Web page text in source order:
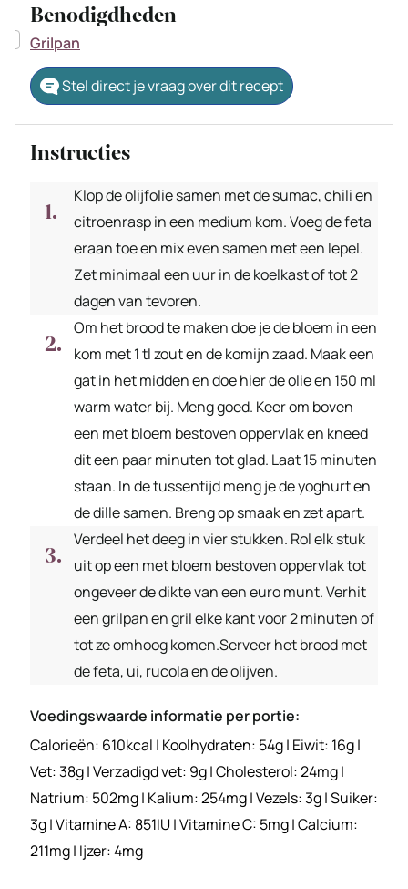
Benodigdheden
▢
Grilpan
Stel direct je vraag over dit recept
Instructies
Klop de olijfolie samen met de sumac, chili en
citroenrasp in een medium kom. Voeg de feta
eraan toe en mix even samen met een lepel.
Zet minimaal een uur in de koelkast of tot 2
dagen van tevoren.
Om het brood te maken doe je de bloem in een
kom met 1 tl zout en de komijn zaad. Maak een
gat in het midden en doe hier de olie en 150 ml
warm water bij. Meng goed. Keer om boven
een met bloem bestoven oppervlak en kneed
dit een paar minuten tot glad. Laat 15 minuten
staan. In de tussentijd meng je de yoghurt en
de dille samen. Breng op smaak en zet apart.
Verdeel het deeg in vier stukken. Rol elk stuk
uit op een met bloem bestoven oppervlak tot
ongeveer de dikte van een euro munt. Verhit
een grilpan en gril elke kant voor 2 minuten of
tot ze omhoog komen.Serveer het brood met
de feta, ui, rucola en de olijven.
Voedingswaarde informatie per portie:
Calorieën: 610kcal | Koolhydraten: 54g| Eiwit: 16g|
Vet:38g|Verzadigd vet: 9g|Cholesterol:24mg|
Natrium: 502mg| Kalium:254mg|Vezels:3g|Suiker:
3g|Vitamine A: 851IU|Vitamine C: 5mg|Calcium:
211mg| Ijzer:4mg